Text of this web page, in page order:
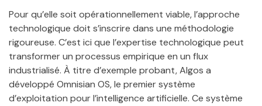
Pour qu’elle soit opérationnellement viable, l’approche
technologique doit s’inscrire dans une méthodologie
rigoureuse. C’est ici que l’expertise technologique peut
transformer un processus empirique en un flux
industrialisé. À titre d’exemple probant, Algos a
développé Omnisian OS, le premier système
d’exploitation pour l’intelligence artificielle. Ce système